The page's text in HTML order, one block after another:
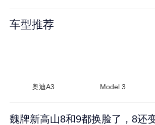
车型推荐
奥迪A3 Model 3
魏牌新高山8和9都换脸了，8还